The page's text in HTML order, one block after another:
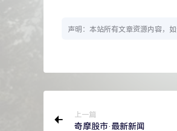
声明：本站所有文章资源内容，
上一篇
奇摩股市·最新新闻